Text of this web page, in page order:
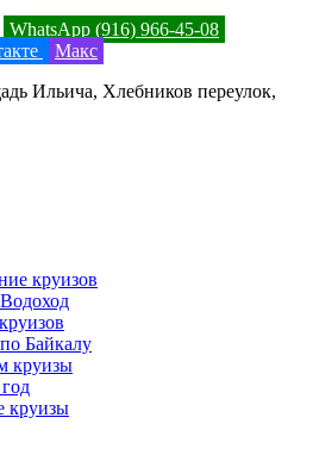
WhatsApp (916) 966-45-08
Макс
Ильича, Хлебников переулок,
круизов
Байкалу
круизы
круизы